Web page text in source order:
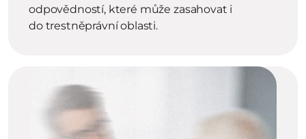
odpovědností, které může zasahovat i
do trestněprávní oblasti.